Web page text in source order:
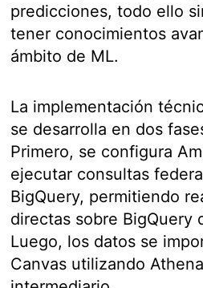
predicciones, todo ello
tener conocimientos
ámbito de ML.
La implementación
se desarrolla en dos
Primero, se configura
ejecutar consultas
BigQuery, permitiendo
directas sobre BigQuery
Luego, los datos se
Canvas utilizando